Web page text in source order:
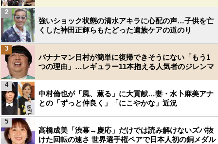
強いショック状態の清水アキラに心配の声…子供を亡
くした神田正輝らもたどった遺族ケアの道のり
2
バナナマン日村が簡単に復帰できそうにない「もう1
つの理由」…レギュラー11本抱える人気者のジレンマ
3
中村倫也が「風、薫る」に大貢献…妻・水卜麻美アナ
との「ずっと仲良く」「にこやかな」近況
4
高橋成美「渋幕→慶応」だけでは読み解けないズバ抜
けた回転の速さ 世界選手権ペアで日本人初の銅メダル
5